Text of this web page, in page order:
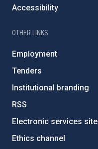
Accessibility
OTHER LINKS
Employment
Tenders
Institutional branding
RSS
Electronic services site
Ethics channel